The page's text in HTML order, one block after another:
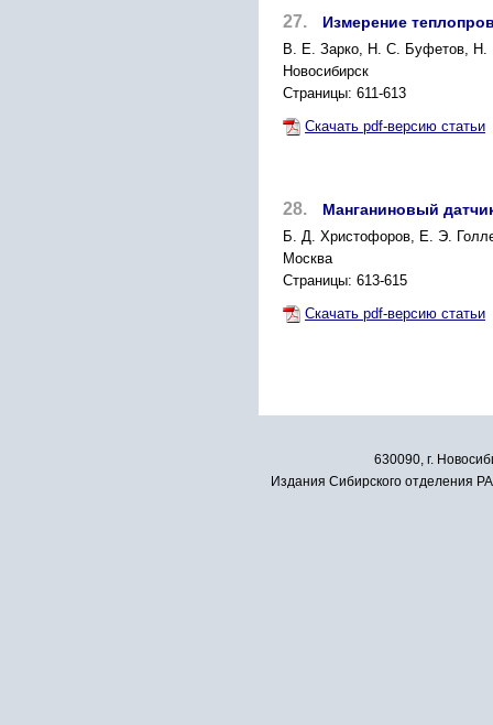
27. Измерение
В. Е. Зарко, Н. С. Буфетов, Н.
Новосибирск
Страницы: 611-613
Скачать pdf-версию статьи
28. Манганиновый
Б. Д. Христофоров, Е. Э.
Москва
Страницы: 613-615
Скачать pdf-версию статьи
630090, г.
Издания Сибирского отделения